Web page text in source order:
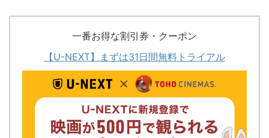
一番お得な割引券・クーポン
【U-NEXT】まずは31日間無料トライアル